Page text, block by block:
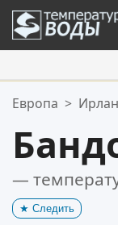
Ваше
Европа >
—
★ Следить